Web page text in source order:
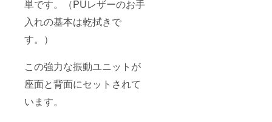
単です。（PUレザーのお手
入れの基本は乾拭きで
す。）
この強力な振動ユニットが
座面と背面にセットされて
います。